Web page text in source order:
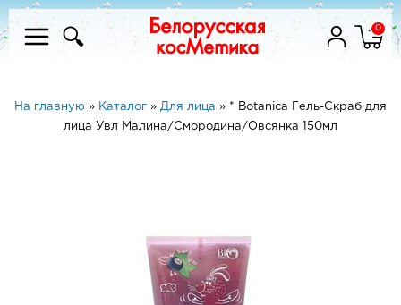
0
На главную » Каталог » Для лица » * Botanica Гель-Скраб для
лица Увл Малина/Смородина/Овсянка 150мл